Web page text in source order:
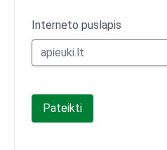
Interneto puslapis
Pateikti